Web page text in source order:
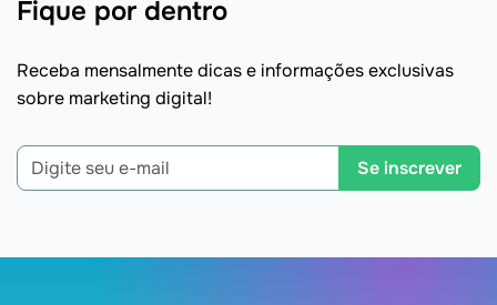
Fique por dentro
Receba mensalmente dicas e informações exclusivas
sobre marketing digital!
Se inscrever